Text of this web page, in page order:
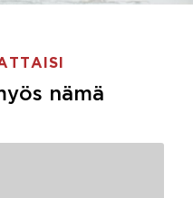
nämä